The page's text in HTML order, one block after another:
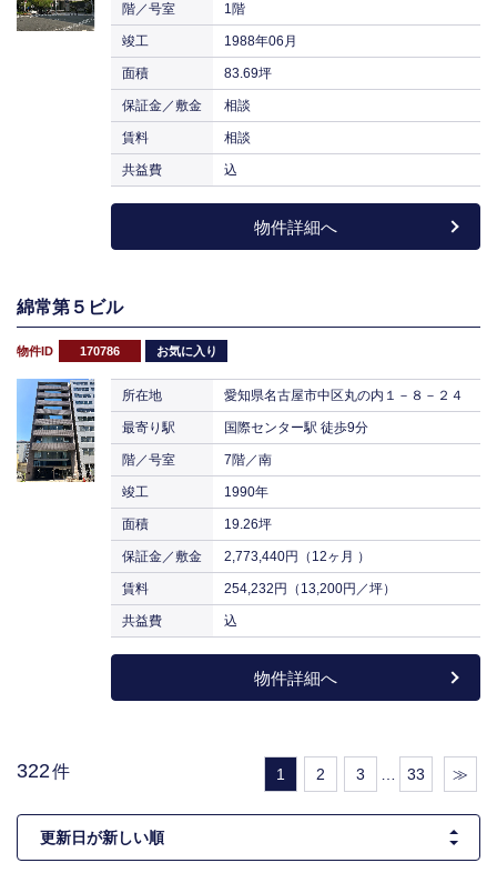
階／号室 1階
竣工 1988年06月
面積 83.69坪
保証金／敷金 相談
賃料 相談
共益費 込
物件詳細へ
綿常第５ビル
物件ID 170786 お気に入り
所在地 愛知県名古屋市中区丸の内１－８－２４
最寄り駅 国際センター駅 徒歩9分
階／号室 7階／南
竣工 1990年
面積 19.26坪
保証金／敷金 2,773,440円（12ヶ月 ）
賃料 254,232円（13,200円／坪）
共益費 込
物件詳細へ
322件 1 2 3 33 ≫